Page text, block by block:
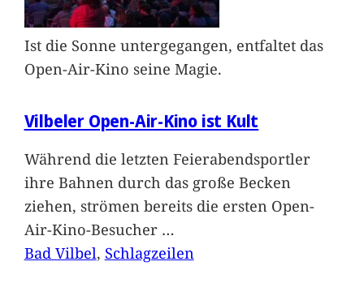
Ist die Sonne untergegangen, entfaltet das
Open-Air-Kino seine Magie.
Vilbeler Open-Air-Kino ist Kult
Während die letzten Feierabendsportler
ihre Bahnen durch das große Becken
ziehen, strömen bereits die ersten Open-
Air-Kino-Besucher …
Bad Vilbel, Schlagzeilen